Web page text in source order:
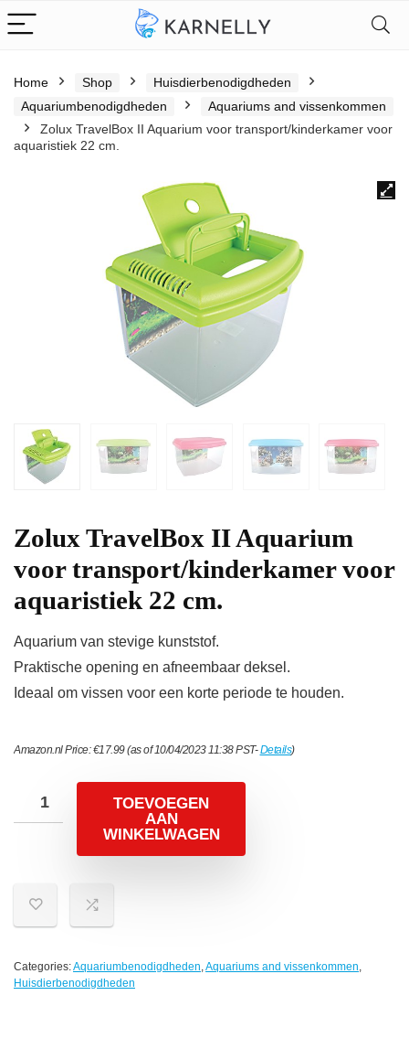
Home Shop
Huisdierbenodigdheden
Aquariumbenodigdheden
Aquariums and vissenkommen
Zolux TravelBox II Aquarium voor transport/kinderkamer voor
aquaristiek 22 cm.
Zolux TravelBox II Aquarium
voor transport/kinderkamer voor
aquaristiek 22 cm.
Aquarium van stevige kunststof.
Praktische opening en afneembaar deksel.
Ideaal om vissen voor een korte periode te houden.
Amazon.nl Price:€17.99(as of 10/04/2023 11:38 PST-Details)
TOEVOEGEN
AAN
WINKELWAGEN
Categories:Aquariumbenodigdheden,Aquariums and vissenkommen,
Huisdierbenodigdheden